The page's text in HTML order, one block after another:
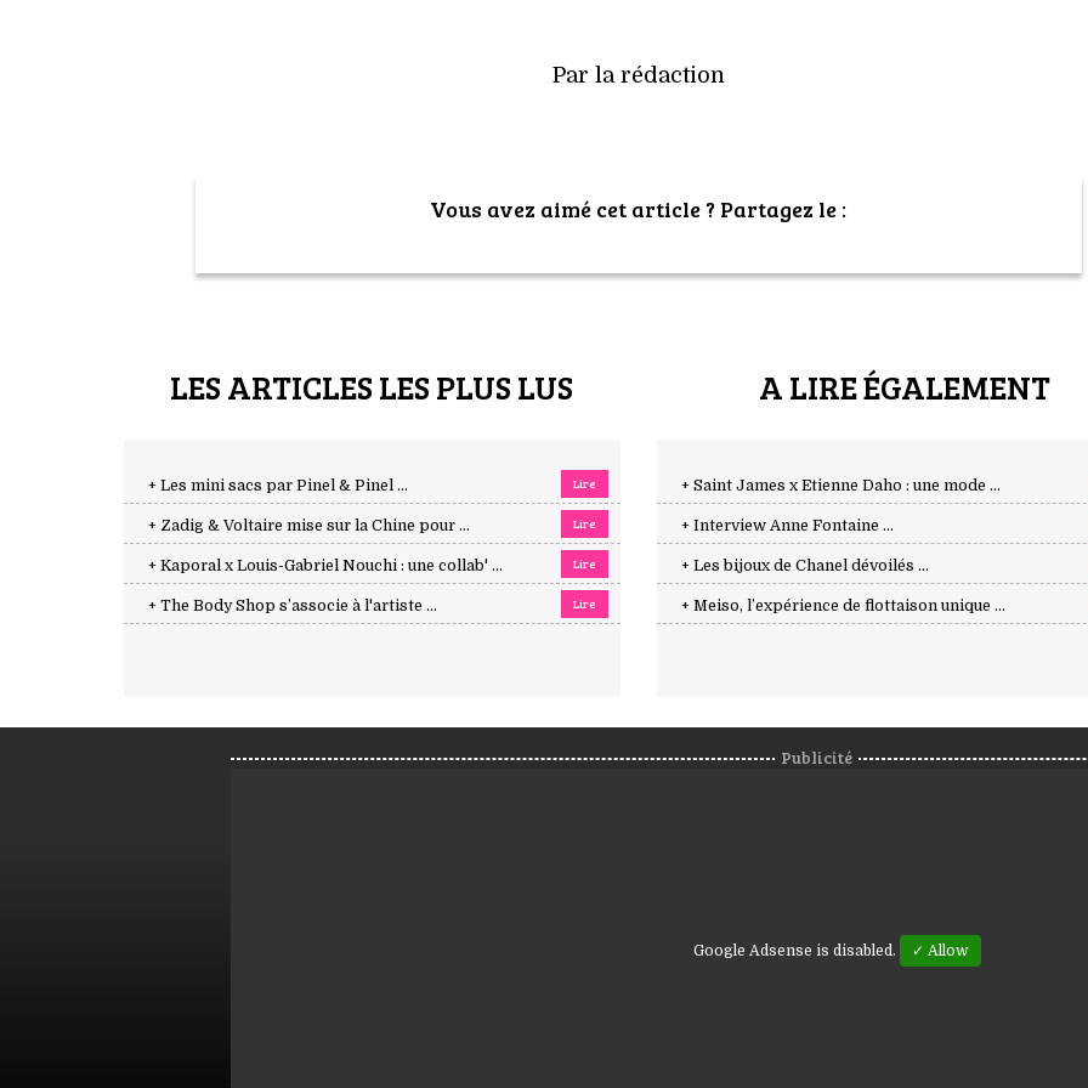
Par la rédaction
Vous avez aimé cet article ? Partagez le :
LES ARTICLES LES PLUS LUS
+ Les mini sacs par Pinel & Pinel ... Lire
+ Zadig & Voltaire mise sur la Chine pour ... Lire
+ Kaporal x Louis-Gabriel Nouchi : une collab' ... Lire
+ The Body Shop s’associe à l'artiste ... Lire
A LIRE ÉGALEMENT
+ Saint James x Etienne Daho : une mode ...
+ Interview Anne Fontaine ...
+ Les bijoux de Chanel dévoilés ...
+ Meiso, l’expérience de flottaison unique ...
Publicité
Google Adsense is disabled. ✓ Allow